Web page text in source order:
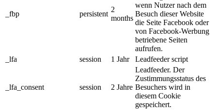
_fbp persistent
2
months
wenn Nutzer nach dem
Besuch dieser Website
die Seite Facebook oder
von Facebook-Werbung
betriebene Seiten
aufrufen.
_lfa
session 1 Jahr Leadfeeder script
_lfa_consent session 2 Jahre
Leadfeeder. Der
Zustimmungsstatus des
Besuchers wird in
diesem Cookie
gespeichert.